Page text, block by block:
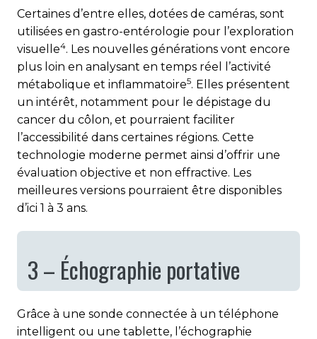
Certaines d’entre elles, dotées de caméras, sont
utilisées en gastro-entérologie pour l’exploration
visuelle4. Les nouvelles générations vont encore
plus loin en analysant en temps réel l’activité
métabolique et inflammatoire5. Elles présentent
un intérêt, notamment pour le dépistage du
cancer du côlon, et pourraient faciliter
l’accessibilité dans certaines régions. Cette
technologie moderne permet ainsi d’offrir une
évaluation objective et non effractive. Les
meilleures versions pourraient être disponibles
d’ici 1 à 3 ans.
3 – Échographie portative
Grâce à une sonde connectée à un téléphone
intelligent ou une tablette, l’échographie